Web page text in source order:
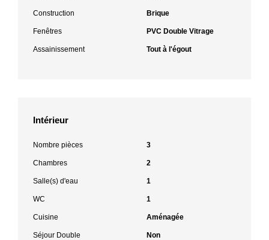
Construction Brique
Fenêtres PVC Double Vitrage
Assainissement Tout à l'égout
Intérieur
Nombre pièces 3
Chambres 2
Salle(s) d'eau 1
WC 1
Cuisine Aménagée
Séjour Double Non